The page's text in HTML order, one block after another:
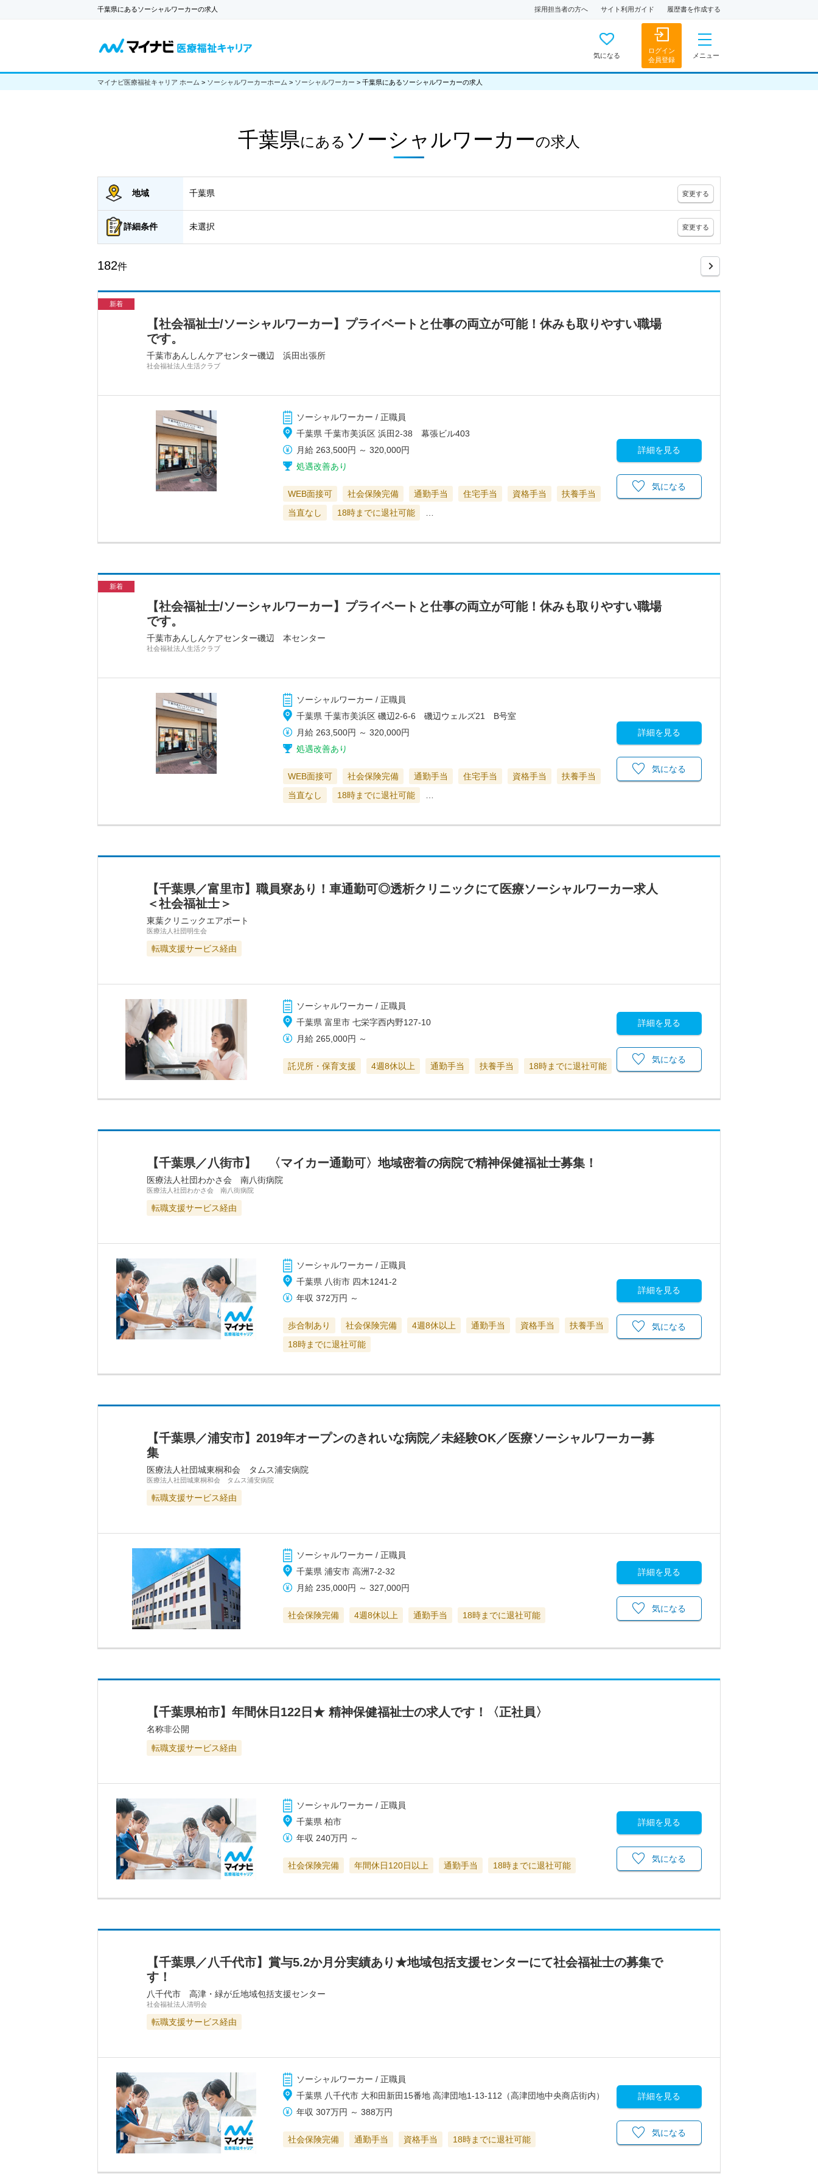
千葉県にあるソーシャルワーカーの求人 採用担当者の方へ サイト利用ガイド 履歴書を作成する
気になる
ログイン
会員登録
メニュー
マイナビ医療福祉キャリア ホーム > ソーシャルワーカーホーム > ソーシャルワーカー > 千葉県にあるソーシャルワーカーの求人
千葉県にある ソーシャルワーカーの求人
地域 千葉県 変更する
詳細条件 未選択 変更する
182件
新着
【社会福祉士/ソーシャルワーカー】プライベートと仕事の両立が可能！休みも取りやすい職場
です。
千葉市あんしんケアセンター磯辺 浜田出張所
社会福祉法人生活クラブ
ソーシャルワーカー / 正職員
千葉県 千葉市美浜区 浜田2-38 幕張ビル403
月給 263,500円 ～320,000円
処遇改善あり
WEB面接可 社会保険完備 通勤手当 住宅手当 資格手当
扶養手当
当直なし
18時までに退社可能
詳細を見る
気になる
新着
【社会福祉士/ソーシャルワーカー】プライベートと仕事の両立が可能！休みも取りやすい職場
です。
千葉市あんしんケアセンター磯辺 本センター
社会福祉法人生活クラブ
ソーシャルワーカー / 正職員
千葉県 千葉市美浜区 磯辺2-6-6 磯辺ウェルズ21 B号室
月給 263,500円 ～320,000円
処遇改善あり
WEB面接可 社会保険完備 通勤手当 住宅手当 資格手当
扶養手当
当直なし
18時までに退社可能
詳細を見る
気になる
【千葉県／富里市】職員寮あり！車通勤可◎透析クリニックにて医療ソーシャルワーカー求人
＜社会福祉士＞
東葉クリニックエアポート
医療法人社団明生会
転職支援サービス経由
ソーシャルワーカー / 正職員
千葉県 富里市 七栄字西内野127-10
月給 265,000円 ～
託児所・保育支援 4週8休以上 通勤手当 扶養手当 18時までに退社可能
詳細を見る
気になる
【千葉県／八街市】 〈マイカー通勤可〉地域密着の病院で精神保健福祉士募集！
医療法人社団わかさ会 南八街病院
医療法人社団わかさ会 南八街病院
転職支援サービス経由
ソーシャルワーカー / 正職員
千葉県 八街市 四木1241-2
年収 372万円 ～
歩合制あり 社会保険完備 4週8休以上 通勤手当 資格手当
扶養手当
18時までに退社可能
詳細を見る
気になる
【千葉県／浦安市】2019年オープンのきれいな病院／未経験OK／医療ソーシャルワーカー募
集
医療法人社団城東桐和会 タムス浦安病院
医療法人社団城東桐和会 タムス浦安病院
転職支援サービス経由
ソーシャルワーカー / 正職員
千葉県 浦安市 高洲7-2-32
月給 235,000円 ～327,000円
社会保険完備 4週8休以上 通勤手当 18時までに退社可能
詳細を見る
気になる
【千葉県柏市】年間休日122日★ 精神保健福祉士の求人です！〈正社員〉
名称非公開
転職支援サービス経由
ソーシャルワーカー / 正職員
千葉県 柏市
年収 240万円 ～
社会保険完備 年間休日120日以上 通勤手当 18時までに退社可能
詳細を見る
気になる
【千葉県／八千代市】賞与5.2か月分実績あり★地域包括支援センターにて社会福祉士の募集で
す！
八千代市 高津・緑が丘地域包括支援センター
社会福祉法人清明会
転職支援サービス経由
ソーシャルワーカー / 正職員
千葉県 八千代市 大和田新田15番地 高津団地1-13-112（高津団地中央商店街内）
年収 307万円 ～388万円
社会保険完備 通勤手当 資格手当 18時までに退社可能
詳細を見る
気になる